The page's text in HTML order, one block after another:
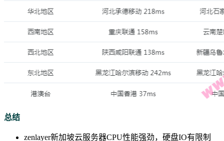
总结
zenlayer新加坡云服务器CPU性能强劲，硬盘IO有限制